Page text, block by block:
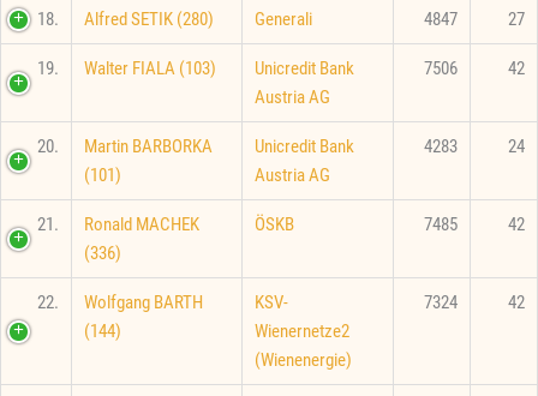
18. Alfred SETIK (280) Generali 4847 27
19. Walter FIALA (103)
Unicredit Bank
Austria AG
7506 42
20.
Martin BARBORKA
(101)
Unicredit Bank
Austria AG
4283 24
21.
Ronald MACHEK
(336)
ÖSKB 7485 42
22.
Wolfgang BARTH
(144)
KSV-
Wienernetze2
(Wienenergie)
7324 42